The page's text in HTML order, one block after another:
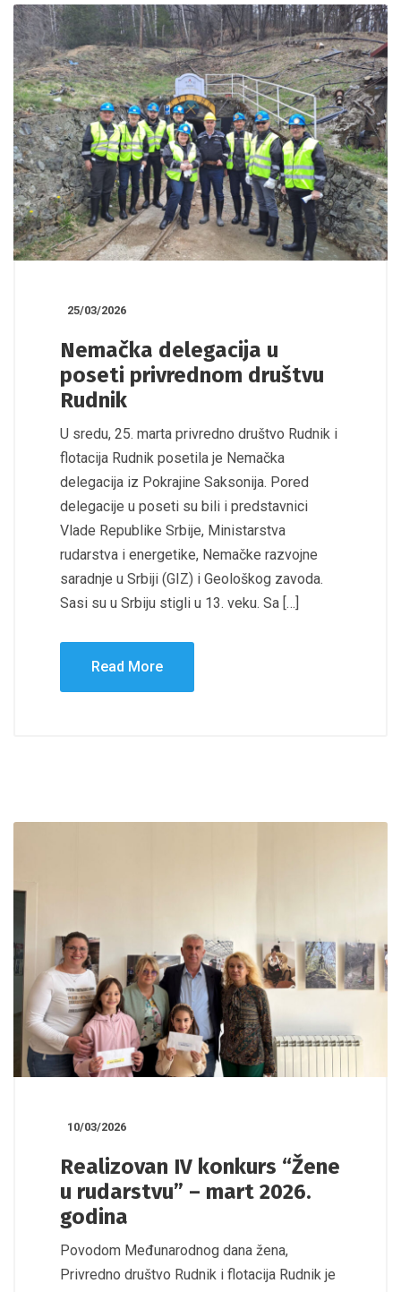
25/03/2026
Nemačka delegacija u
poseti privrednom društvu
Rudnik
U sredu, 25. marta privredno društvo Rudnik i
flotacija Rudnik posetila je Nemačka
delegacija iz Pokrajine Saksonija. Pored
delegacije u poseti su bili i predstavnici
Vlade Republike Srbije, Ministarstva
rudarstva i energetike, Nemačke razvojne
saradnje u Srbiji (GIZ) i Geološkog zavoda.
Sasi su u Srbiju stigli u 13. veku. Sa […]
Read More
10/03/2026
Realizovan IV konkurs “Žene
u rudarstvu” – mart 2026.
godina
Povodom Međunarodnog dana žena,
Privredno društvo Rudnik i flotacija Rudnik je